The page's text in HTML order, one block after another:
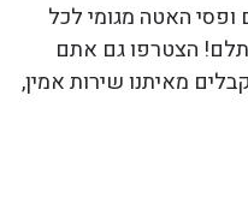
ופסי האטה מגומי לכל
הצטרפו גם אתם
מאיתנו שירות אמין,